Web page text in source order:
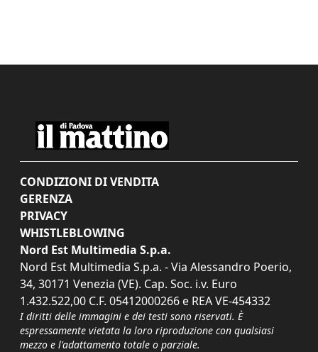
CONDIZIONI DI VENDITA
GERENZA
PRIVACY
WHISTLEBLOWING
Nord Est Multimedia S.p.a.
Nord Est Multimedia S.p.a. - Via Alessandro Poerio,
34, 30171 Venezia (VE). Cap. Soc. i.v. Euro
1.432.522,00 C.F. 05412000266 e REA VE-454332
I diritti delle immagini e dei testi sono riservati. È
espressamente vietata la loro riproduzione con qualsiasi
mezzo e l'adattamento totale o parziale.